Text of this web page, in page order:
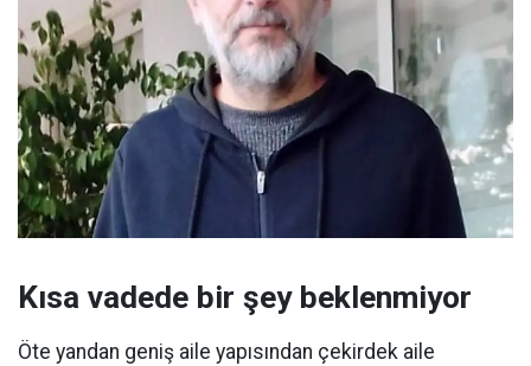
Kısa vadede bir şey beklenmiyor
Öte yandan geniş aile yapısından çekirdek aile